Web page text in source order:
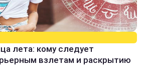
лета: кому следует
взлетам и раскрытию